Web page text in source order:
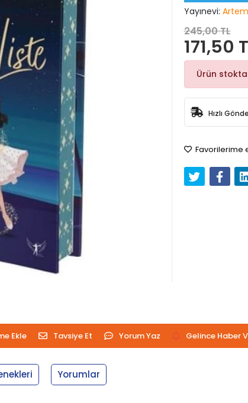
Yayınevi:
245,00 TL
171,50
Ürün
Hızlı
Favorilerime
Ekle Tavsiye Et Yorum Yaz Gelince Haber
Yorumlar